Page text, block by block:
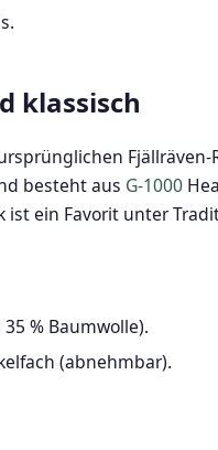
klassisch
besteht aus G-1000
ein Favorit unter
35 % Baumwolle).
(abnehmbar).